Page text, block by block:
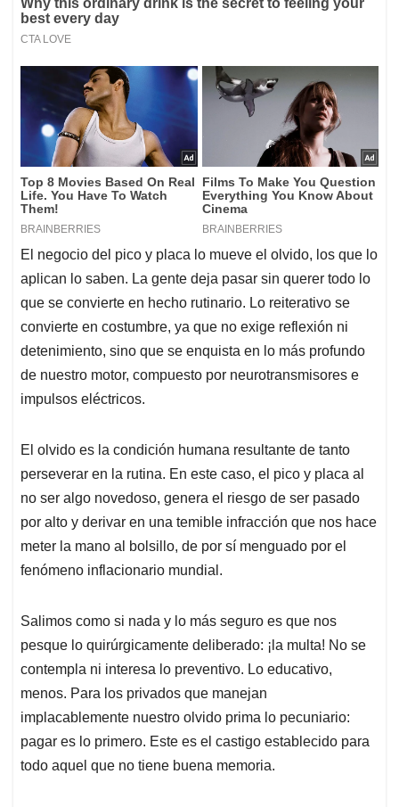
El negocio del pico y placa lo mueve el olvido, los que lo
aplican lo saben. La gente deja pasar sin querer todo lo
que se convierte en hecho rutinario. Lo reiterativo se
convierte en costumbre, ya que no exige reflexión ni
detenimiento, sino que se enquista en lo más profundo
de nuestro motor, compuesto por neurotransmisores e
impulsos eléctricos.
El olvido es la condición humana resultante de tanto
perseverar en la rutina. En este caso, el pico y placa al
no ser algo novedoso, genera el riesgo de ser pasado
por alto y derivar en una temible infracción que nos hace
meter la mano al bolsillo, de por sí menguado por el
fenómeno inflacionario mundial.
Salimos como si nada y lo más seguro es que nos
pesque lo quirúrgicamente deliberado: ¡la multa! No se
contempla ni interesa lo preventivo. Lo educativo,
menos. Para los privados que manejan
implacablemente nuestro olvido prima lo pecuniario:
pagar es lo primero. Este es el castigo establecido para
todo aquel que no tiene buena memoria.